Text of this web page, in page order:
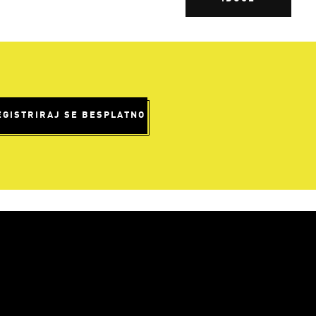
SE BESPLATNO